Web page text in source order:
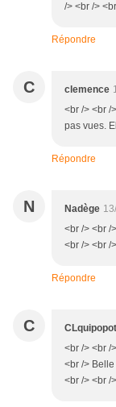
/> <br />
Répondre
C clemence
<br /> <br /
pas vues.
Répondre
N Nadège
<br /> <br /
<br /> <br />
Répondre
C
<br /> <br /
<br />
<br /> <br /